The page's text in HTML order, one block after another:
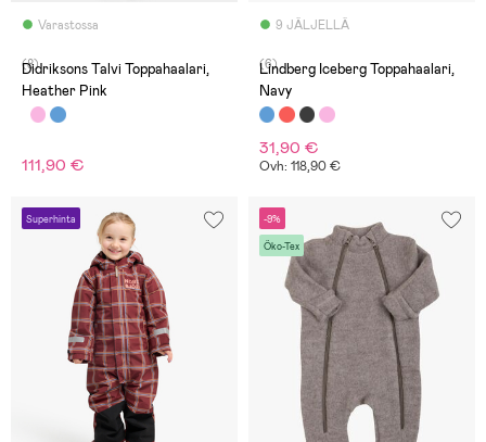
Varastossa
(8)
Didriksons Talvi Toppahaalari,
Heather Pink
111,90 €
9 JÄLJELLÄ
(6)
Lindberg Iceberg Toppahaalari,
Navy
31,90 €
Ovh: 118,90 €
Superhinta -9%
Öko-Tex